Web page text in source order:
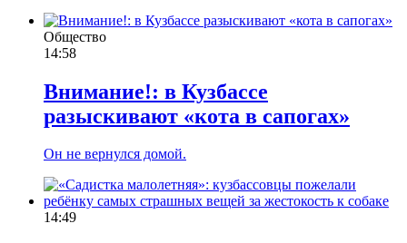
Общество
14:58
Внимание!: в Кузбассе
разыскивают «кота в сапогах»
Он не вернулся домой.
14:49